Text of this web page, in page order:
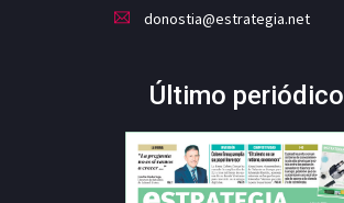
donostia@estrategia.net
Último periódico